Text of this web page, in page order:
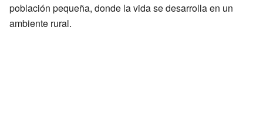
población pequeña, donde la vida se desarrolla en un
ambiente rural.